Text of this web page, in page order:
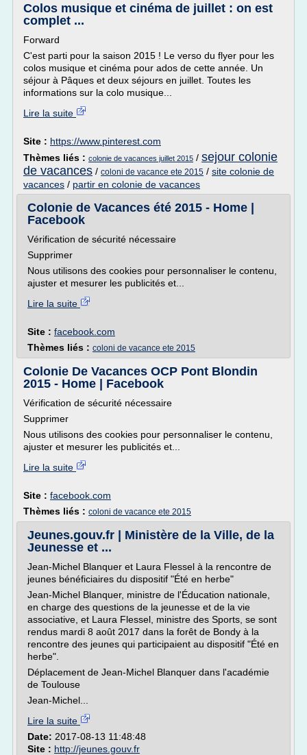
Colos musique et cinéma de juillet : on est
complet ...
Forward
C'est parti pour la saison 2015 ! Le verso du flyer pour les
colos musique et cinéma pour ados de cette année. Un
séjour à Pâques et deux séjours en juillet. Toutes les
informations sur la colo musique...
Lire la suite
Site : https://www.pinterest.com
Thèmes liés : colonie de vacances juillet 2015 / sejour colonie
de vacances / coloni de vacance ete 2015 / site colonie de
vacances / partir en colonie de vacances
Colonie de Vacances été 2015 - Home |
Facebook
Vérification de sécurité nécessaire
Supprimer
Nous utilisons des cookies pour personnaliser le contenu,
ajuster et mesurer les publicités et...
Lire la suite
Site : facebook.com
Thèmes liés : coloni de vacance ete 2015
Colonie De Vacances OCP Pont Blondin
2015 - Home | Facebook
Vérification de sécurité nécessaire
Supprimer
Nous utilisons des cookies pour personnaliser le contenu,
ajuster et mesurer les publicités et...
Lire la suite
Site : facebook.com
Thèmes liés : coloni de vacance ete 2015
Jeunes.gouv.fr | Ministère de la Ville, de la
Jeunesse et ...
Jean-Michel Blanquer et Laura Flessel à la rencontre de
jeunes bénéficiaires du dispositif "Été en herbe"
Jean-Michel Blanquer, ministre de l'Éducation nationale,
en charge des questions de la jeunesse et de la vie
associative, et Laura Flessel, ministre des Sports, se sont
rendus mardi 8 août 2017 dans la forêt de Bondy à la
rencontre des jeunes qui participaient au dispositif "Été en
herbe".
Déplacement de Jean-Michel Blanquer dans l'académie
de Toulouse
Jean-Michel...
Lire la suite
Date: 2017-08-13 11:48:48
Site : http://jeunes.gouv.fr